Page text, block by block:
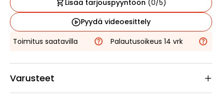
Lisää tarjouspyyntöön (0/5)
Pyydä videoesittely
Toimitus saatavilla
Palautusoikeus 14 vrk
Varusteet